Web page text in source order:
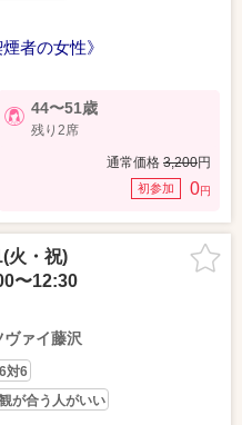
者の女性》
44〜51歳
残り2席
通常価格 3,200円
初参加 0円
火・祝)
〜12:30
ヴァイ藤沢
対6
が合う人がいい